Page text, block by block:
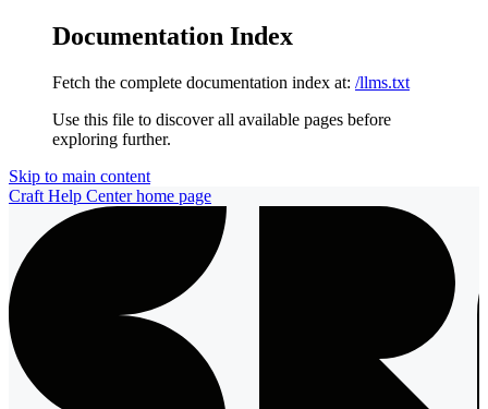
Documentation Index
Fetch the complete documentation index at: /llms.txt
Use this file to discover all available pages before
exploring further.
Skip to main content
Craft Help Centerhome page